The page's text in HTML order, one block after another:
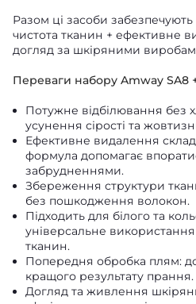
Разом ці засоби
чистота тканин + ефективне
догляд за шкіряними
Переваги набору Amway SA8
Потужне відбілювання без
усунення сірості та
Ефективне видалення
формула допомагає
забрудненнями.
Збереження структури
без пошкодження волокон.
Підходить для білого та
універсальне використання
тканин.
Попередня обробка плям:
кращого результату прання.
Догляд та живлення